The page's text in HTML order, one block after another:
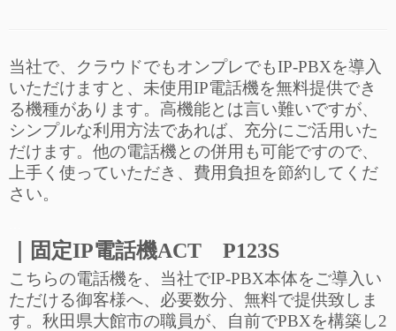
当社で、クラウドでもオンプレでもIP-PBXを導入
いただけますと、未使用IP電話機を無料提供でき
る機種があります。高機能とは言い難いですが、
シンプルな利用方法であれば、充分にご活用いた
だけます。他の電話機との併用も可能ですので、
上手く使っていただき、費用負担を節約してくだ
さい。
｜固定IP電話機ACT P123S
こちらの電話機を、当社でIP-PBX本体をご導入い
ただける御客様へ、必要数分、無料で提供致しま
す。秋田県大館市の職員が、自前でPBXを構築し2